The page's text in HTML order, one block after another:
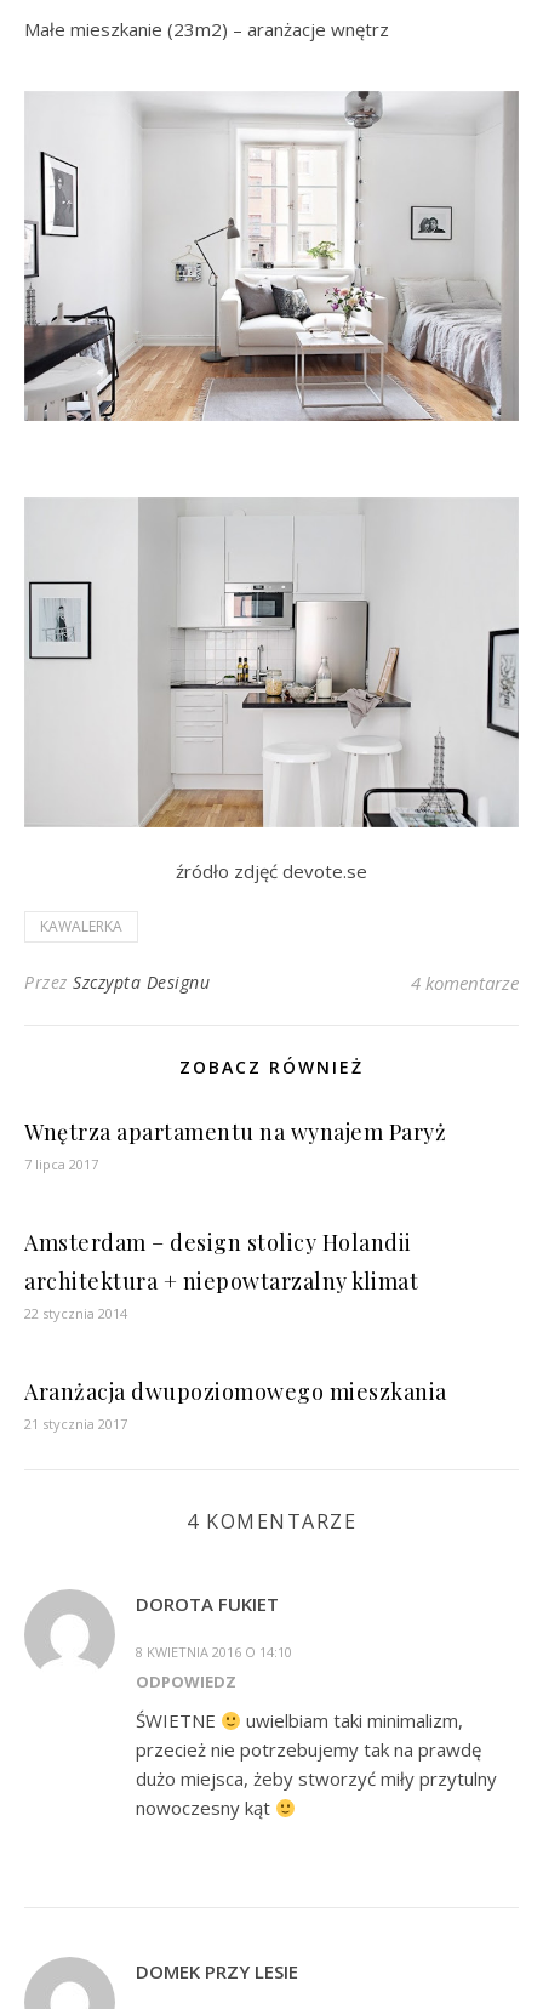
Małe mieszkanie (23m2) – aranżacje wnętrz
źródło zdjęć devote.se
KAWALERKA
Przez Szczypta Designu 4 komentarze
ZOBACZ RÓWNIEŻ
Wnętrza apartamentu na wynajem Paryż
7 lipca 2017
Amsterdam – design stolicy Holandii
architektura + niepowtarzalny klimat
22 stycznia 2014
Aranżacja dwupoziomowego mieszkania
21 stycznia 2017
4 KOMENTARZE
DOROTA FUKIET
8 KWIETNIA 2016 O 14:10
ODPOWIEDZ
ŚWIETNE
uwielbiam taki minimalizm,
przecież nie potrzebujemy tak na prawdę
dużo miejsca, żeby stworzyć miły przytulny
nowoczesny kąt
DOMEK PRZY LESIE